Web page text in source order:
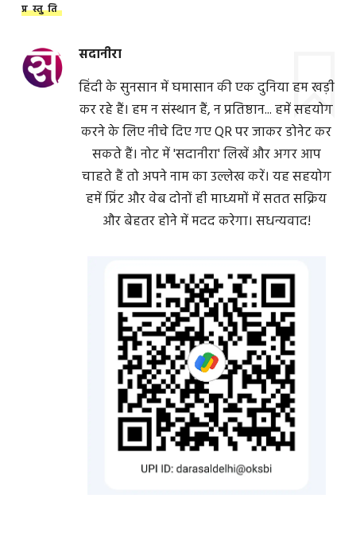
प्रस्तुति
सदानीरा
हिंदी के सुनसान में घमासान की एक दुनिया हम खड़ी
कर रहे हैं। हम न संस्थान हैं, न प्रतिष्ठान... हमें सहयोग
करने के लिए नीचे दिए गए QR पर जाकर डोनेट कर
सकते हैं। नोट में 'सदानीरा' लिखें और अगर आप
चाहते हैं तो अपने नाम का उल्लेख करें। यह सहयोग
हमें प्रिंट और वेब दोनों ही माध्यमों में सतत सक्रिय
और बेहतर होने में मदद करेगा। सधन्यवाद!